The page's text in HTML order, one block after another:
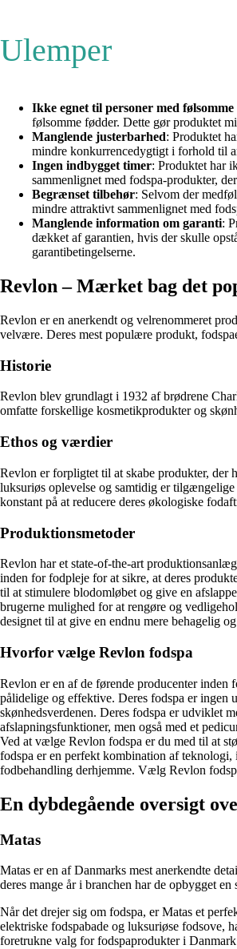
Ulemper
Ikke egnet til personer med
følsomme fødder. Dette gør produktet
Manglende justerbarhed: Produktet
mindre konkurrencedygtigt i forhold til
Ingen indbygget timer: Produktet har
sammenlignet med fodspa-produkter,
Begrænset tilbehør: Selvom der
mindre attraktivt sammenlignet med
Manglende information om garanti:
dækket af garantien, hvis der skulle
garantibetingelserne.
Revlon – Mærket bag det
Revlon er en anerkendt og velrenommeret
velvære. Deres mest populære produkt,
Historie
Revlon blev grundlagt i 1932 af brødrene
omfatte forskellige kosmetikprodukter og
Ethos og værdier
Revlon er forpligtet til at skabe produkter,
luksuriøs oplevelse og samtidig er
konstant på at reducere deres økologiske
Produktionsmetoder
Revlon har et state-of-the-art
inden for fodpleje for at sikre, at deres
til at stimulere blodomløbet og give en
brugerne mulighed for at rengøre og
designet til at give en endnu mere behagelig
Hvorfor vælge Revlon fodspa
Revlon er en af de førende producenter
pålidelige og effektive. Deres fodspa er ingen
skønhedsverdenen. Deres fodspa er udviklet
afslapningsfunktioner, men også med et
Ved at vælge Revlon fodspa er du med til at
fodspa er en perfekt kombination af
fodbehandling derhjemme. Vælg Revlon
En dybdegående oversigt
Matas
Matas er en af Danmarks mest anerkendte
deres mange år i branchen har de opbygget en
Når det drejer sig om fodspa, er Matas et
elektriske fodspabade og luksuriøse fodsove,
foretrukne valg for fodspaprodukter i